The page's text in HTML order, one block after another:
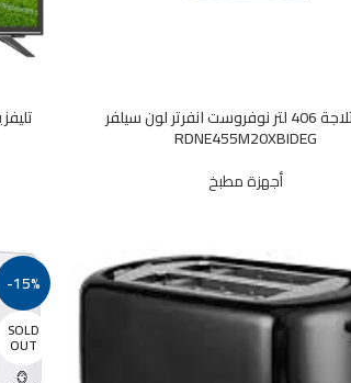
بيكو ثلاجة 406 لتر نوفروست انفرتر لون سيلفر
RDNE455M20XBIDEG
أجهزة مطبخ
-15%
SOLD
OUT